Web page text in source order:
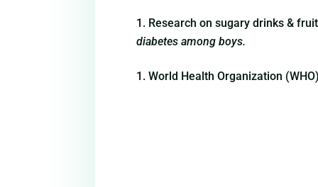
Research on sugary drinks &
diabetes among boys.
World Health Organization